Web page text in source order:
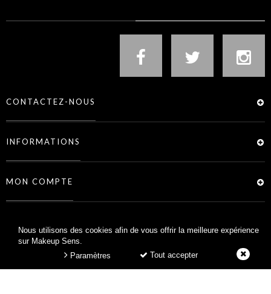
Nous utilisons des cookies afin de vous offrir la meilleure expérience
sur Makeup Sens.
Tout accepter
Paramètres
CONTACTEZ-NOUS
INFORMATIONS
MON COMPTE